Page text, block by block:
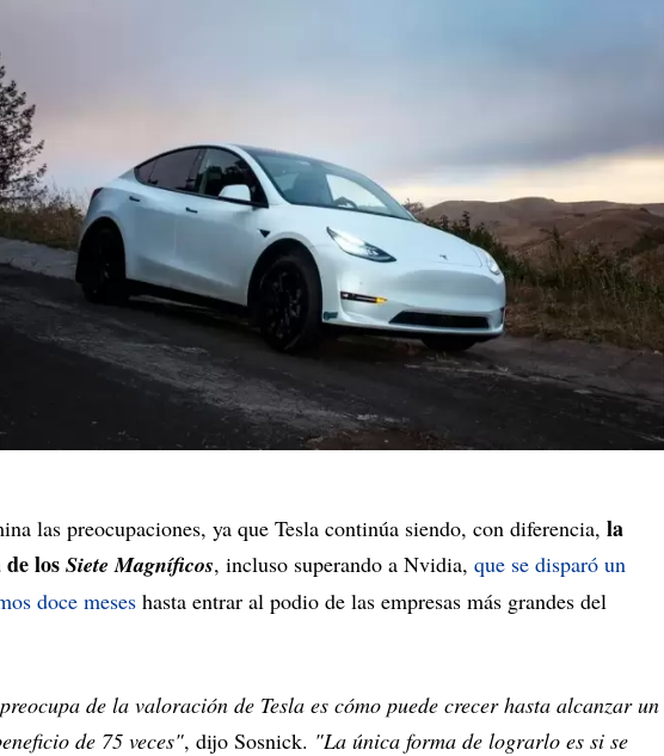
las preocupaciones, ya que Tesla continúa siendo, con diferencia, la
los Siete Magníficos, incluso superando a Nvidia, que se disparó un
doce meses hasta entrar al podio de las empresas más grandes del
de la valoración de Tesla es cómo puede crecer hasta alcanzar un
de 75 veces", dijo Sosnick. "La única forma de lograrlo es si se